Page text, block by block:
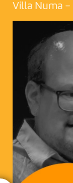
Villa Numa -